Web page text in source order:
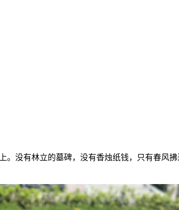
。没有林立的墓碑，没有香烛纸钱，只有春风